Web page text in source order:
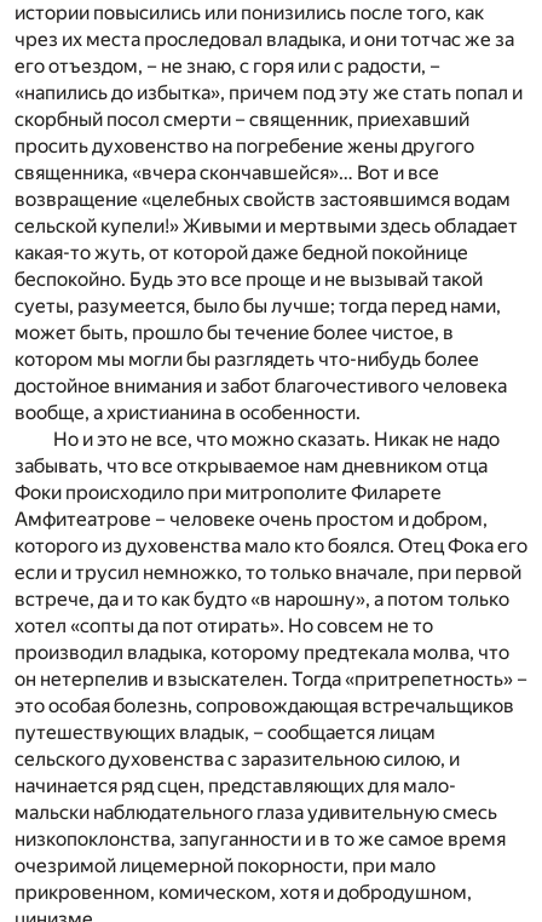
истории повысились или понизились после того, как
чрез их места проследовал владыка, и они тотчас же за
его отъездом, – не знаю, с горя или с радости, –
«напились до избытка», причем под эту же стать попал и
скорбный посол смерти – священник, приехавший
просить духовенство на погребение жены другого
священника, «вчера скончавшейся»… Вот и все
возвращение «целебных свойств застоявшимся водам
сельской купели!» Живыми и мертвыми здесь обладает
какая-то жуть, от которой даже бедной покойнице
беспокойно. Будь это все проще и не вызывай такой
суеты, разумеется, было бы лучше; тогда перед нами,
может быть, прошло бы течение более чистое, в
котором мы могли бы разглядеть что-нибудь более
достойное внимания и забот благочестивого человека
вообще, а христианина в особенности.
Но и это не все, что можно сказать. Никак не надо
забывать, что все открываемое нам дневником отца
Фоки происходило при митрополите Филарете
Амфитеатрове – человеке очень простом и добром,
которого из духовенства мало кто боялся. Отец Фока его
если и трусил немножко, то только вначале, при первой
встрече, да и то как будто «в нарошну», а потом только
хотел «сопты да пот отирать». Но совсем не то
производил владыка, которому предтекала молва, что
он нетерпелив и взыскателен. Тогда «притрепетность» –
это особая болезнь, сопровождающая встречальщиков
путешествующих владык, – сообщается лицам
сельского духовенства с заразительною силою, и
начинается ряд сцен, представляющих для мало-
мальски наблюдательного глаза удивительную смесь
низкопоклонства, запуганности и в то же самое время
очезримой лицемерной покорности, при мало
прикровенном, комическом, хотя и добродушном,